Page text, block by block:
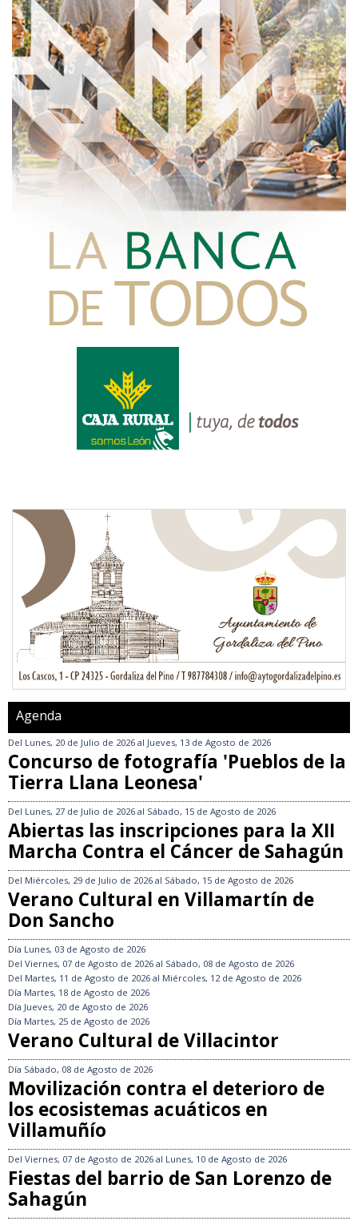
Agenda
Del Lunes, 20 de Julio de 2026 al Jueves, 13 de Agosto de 2026
Concurso de fotografía 'Pueblos de la
Tierra Llana Leonesa'
Del Lunes, 27 de Julio de 2026 al Sábado, 15 de Agosto de 2026
Abiertas las inscripciones para la XII
Marcha Contra el Cáncer de Sahagún
Del Miércoles, 29 de Julio de 2026 al Sábado, 15 de Agosto de 2026
Verano Cultural en Villamartín de
Don Sancho
Día Lunes, 03 de Agosto de 2026
Del Viernes, 07 de Agosto de 2026 al Sábado, 08 de Agosto de 2026
Del Martes, 11 de Agosto de 2026 al Miércoles, 12 de Agosto de 2026
Día Martes, 18 de Agosto de 2026
Día Jueves, 20 de Agosto de 2026
Día Martes, 25 de Agosto de 2026
Verano Cultural de Villacintor
Día Sábado, 08 de Agosto de 2026
Movilización contra el deterioro de
los ecosistemas acuáticos en
Villamuñío
Del Viernes, 07 de Agosto de 2026 al Lunes, 10 de Agosto de 2026
Fiestas del barrio de San Lorenzo de
Sahagún